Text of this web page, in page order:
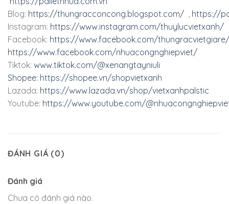
Blog: https://thungracconcong.blogspot.com/ , https://
Instagram: https://www.instagram.com/thuylucvietxanh/
Facebook: https://www.facebook.com/thungracvietgiare/
https://www.facebook.com/nhuacongnghiepviet/
Tiktok: www.tiktok.com/@xenangtayniuli
Shopee: https://shopee.vn/shopvietxanh
Lazada: https://www.lazada.vn/shop/vietxanhpalstic
Youtube: https://www.youtube.com/
ĐÁNH GIÁ (0)
Đánh giá
Chưa có đánh giá nào.